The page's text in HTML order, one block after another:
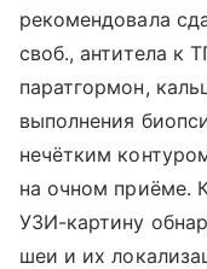
рекомендовала
своб., антитела к
паратгормон,
выполнения
нечётким
на очном приёме.
УЗИ-картину
шеи и их